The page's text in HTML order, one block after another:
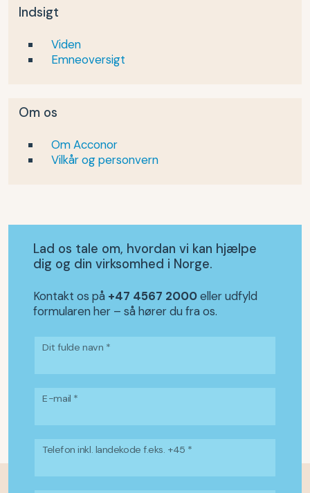
Indsigt
Viden
Emneoversigt
Om os
Om Acconor
Vilkår og personvern
Lad os tale om, hvordan vi kan hjælpe
dig og din virksomhed i Norge.
Kontakt os på +47 4567 2000eller udfyld
formularen her – så hører du fra os.
Dit fulde navn *
E-mail *
Telefon inkl. landekode f.eks. +45 *